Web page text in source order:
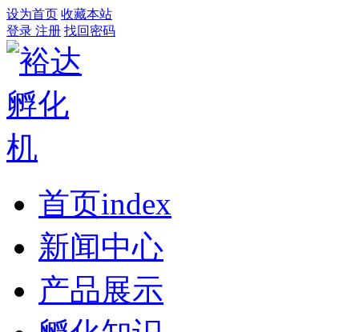
设为首页 收藏本站
登录 注册 找回密码
首页index
新闻中心
产品展示